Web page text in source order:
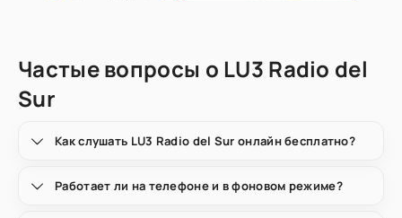
Частые вопросы о LU3 Radio del
Sur
Как слушать LU3 Radio del Sur онлайн бесплатно?
Работает ли на телефоне и в фоновом режиме?